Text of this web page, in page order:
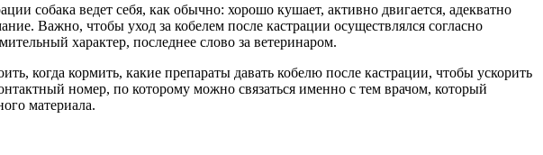
собака ведет себя, как обычно: хорошо кушает, активно двигается, адекватно
Важно, чтобы уход за кобелем после кастрации осуществлялся согласно
характер, последнее слово за ветеринаром.
когда кормить, какие препараты давать кобелю после кастрации, чтобы ускорить
номер, по которому можно связаться именно с тем врачом, который
материала.